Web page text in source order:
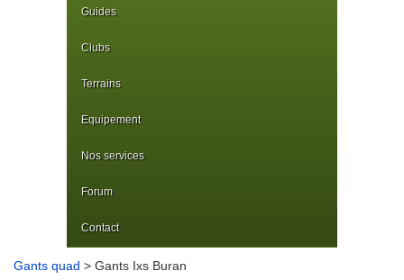
Guides
Clubs
Terrains
Equipement
Nos services
Forum
Contact
Gants quad > Gants Ixs Buran